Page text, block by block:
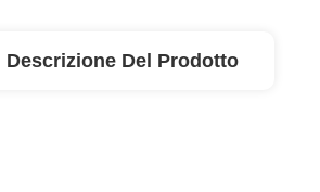
Descrizione Del Prodotto